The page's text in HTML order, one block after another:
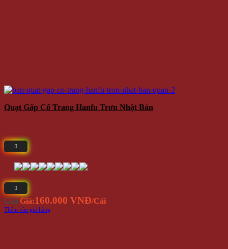
Quạt Gấp Cổ Trang Hanfu Trơn Nhật Bản
Giá Giá:160.000 VNĐ/Cái
Thêm vào giỏ hàng